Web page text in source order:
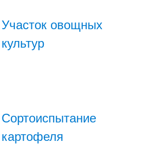
Участок овощных
культур
Сортоиспытание
картофеля